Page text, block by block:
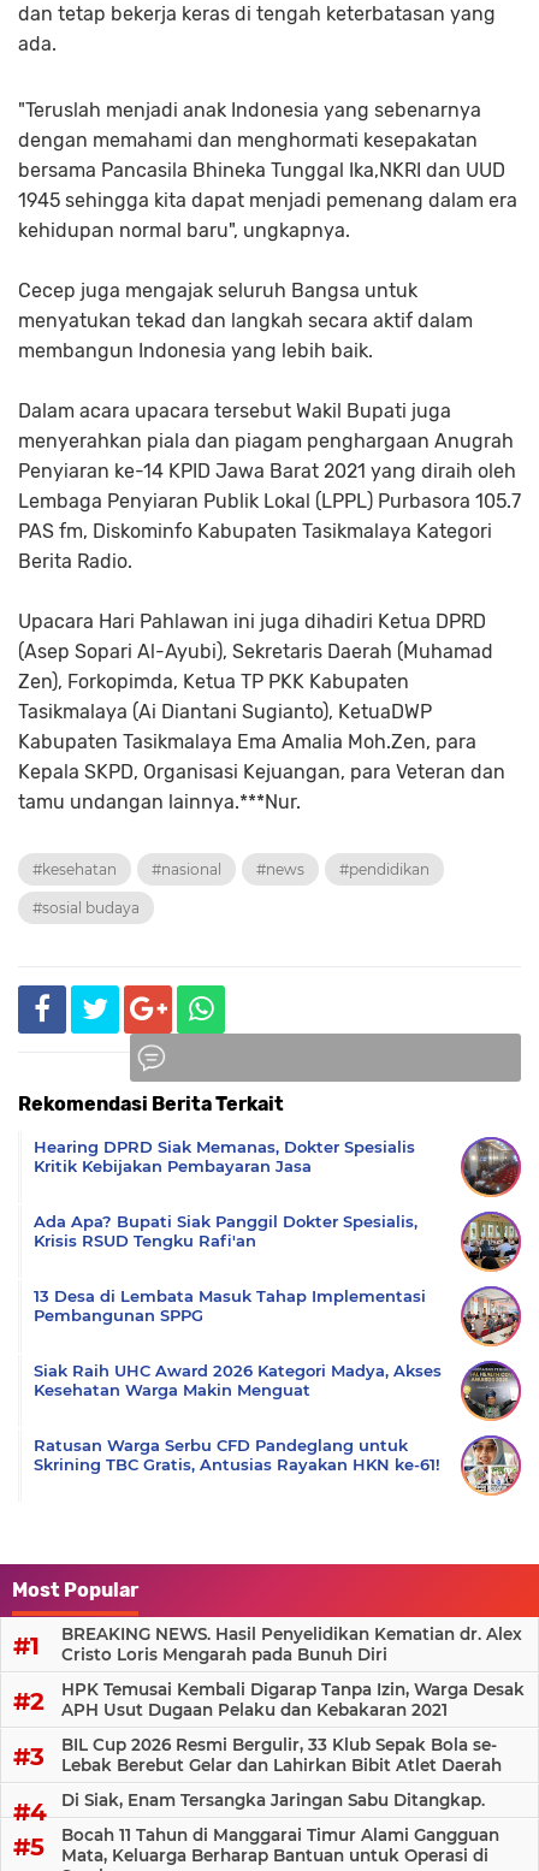
dan tetap bekerja keras di tengah keterbatasan yang
ada.
"Teruslah menjadi anak Indonesia yang sebenarnya
dengan memahami dan menghormati kesepakatan
bersama Pancasila Bhineka Tunggal Ika,NKRI dan UUD
1945 sehingga kita dapat menjadi pemenang dalam era
kehidupan normal baru", ungkapnya.
Cecep juga mengajak seluruh Bangsa untuk
menyatukan tekad dan langkah secara aktif dalam
membangun Indonesia yang lebih baik.
Dalam acara upacara tersebut Wakil Bupati juga
menyerahkan piala dan piagam penghargaan Anugrah
Penyiaran ke-14 KPID Jawa Barat 2021 yang diraih oleh
Lembaga Penyiaran Publik Lokal (LPPL) Purbasora 105.7
PAS fm, Diskominfo Kabupaten Tasikmalaya Kategori
Berita Radio.
Upacara Hari Pahlawan ini juga dihadiri Ketua DPRD
(Asep Sopari Al-Ayubi), Sekretaris Daerah (Muhamad
Zen), Forkopimda, Ketua TP PKK Kabupaten
Tasikmalaya (Ai Diantani Sugianto), KetuaDWP
Kabupaten Tasikmalaya Ema Amalia Moh.Zen, para
Kepala SKPD, Organisasi Kejuangan, para Veteran dan
tamu undangan lainnya.***Nur.
#kesehatan #nasional #news #pendidikan
#sosial budaya
Rekomendasi Berita Terkait
Hearing DPRD Siak Memanas, Dokter Spesialis
Kritik Kebijakan Pembayaran Jasa
Ada Apa? Bupati Siak Panggil Dokter Spesialis,
Krisis RSUD Tengku Rafi'an
13 Desa di Lembata Masuk Tahap Implementasi
Pembangunan SPPG
Siak Raih UHC Award 2026 Kategori Madya, Akses
Kesehatan Warga Makin Menguat
Ratusan Warga Serbu CFD Pandeglang untuk
Skrining TBC Gratis, Antusias Rayakan HKN ke-61!
Most Popular
BREAKING NEWS. Hasil Penyelidikan Kematian dr. Alex
Cristo Loris Mengarah pada Bunuh Diri
HPK Temusai Kembali Digarap Tanpa Izin, Warga Desak
APH Usut Dugaan Pelaku dan Kebakaran 2021
BIL Cup 2026 Resmi Bergulir, 33 Klub Sepak Bola se-
Lebak Berebut Gelar dan Lahirkan Bibit Atlet Daerah
Di Siak, Enam Tersangka Jaringan Sabu Ditangkap.
Bocah 11 Tahun di Manggarai Timur Alami Gangguan
Mata, Keluarga Berharap Bantuan untuk Operasi di